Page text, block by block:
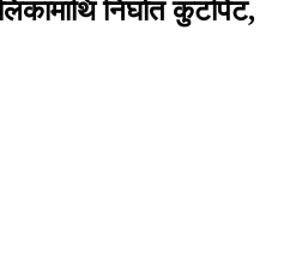
निर्घात कुटपिट,